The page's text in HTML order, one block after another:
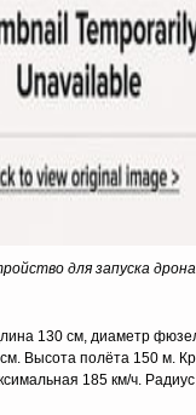
для запуска
130 см, диаметр
Высота полёта 150 м.
185 км/ч.